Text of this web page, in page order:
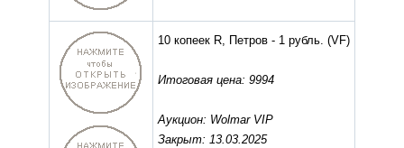
10 копеек R, Петров - 1 рубль. (VF)
Итоговая цена: 9994
Аукцион: Wolmar VIP
Закрыт: 13.03.2025